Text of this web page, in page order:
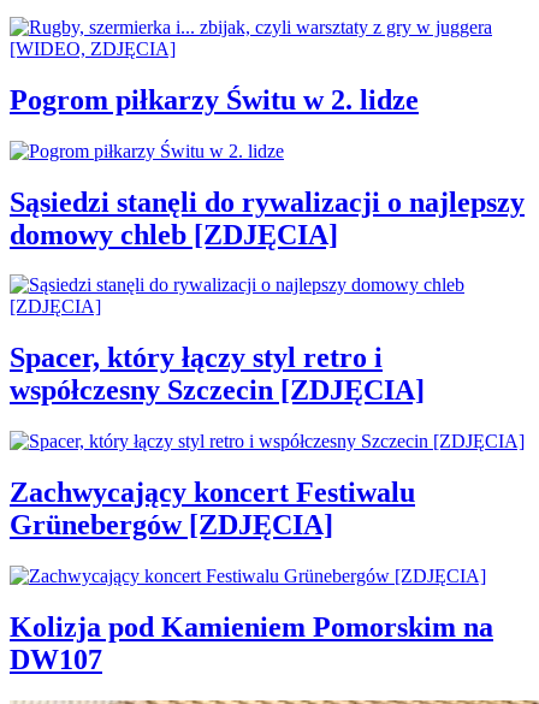
Pogrom piłkarzy Świtu w 2. lidze
Sąsiedzi stanęli do rywalizacji o najlepszy
domowy chleb [ZDJĘCIA]
Spacer, który łączy styl retro i
współczesny Szczecin [ZDJĘCIA]
Zachwycający koncert Festiwalu
Grünebergów [ZDJĘCIA]
Kolizja pod Kamieniem Pomorskim na
DW107